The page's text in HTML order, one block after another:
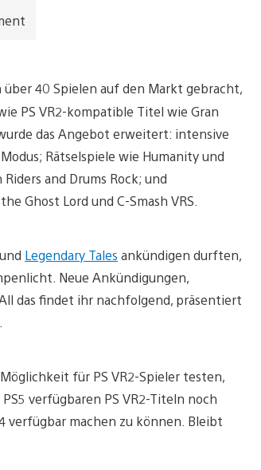
über 40 Spielen auf den Markt gebracht,
PS VR2-kompatible Titel wie Gran
das Angebot erweitert: intensive
Rätselspiele wie Humanity und
and Drums Rock; und
Ghost Lord und C-Smash VRS.
und Legendary Tales ankündigen durften,
Neue Ankündigungen,
das findet ihr nachfolgend, präsentiert
für PS VR2-Spieler testen,
verfügbaren PS VR2-Titeln noch
verfügbar machen zu können. Bleibt